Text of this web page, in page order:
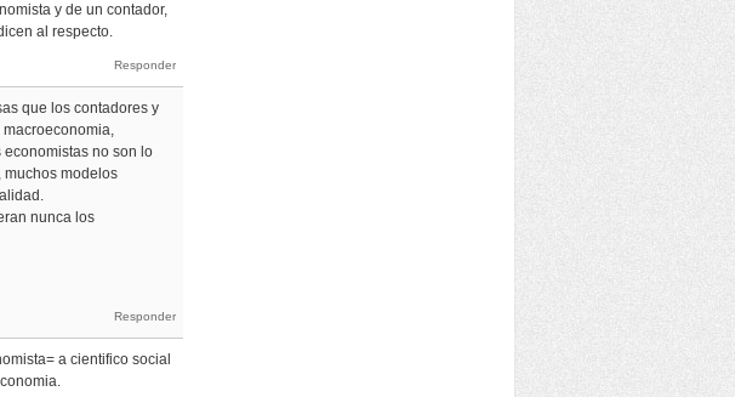
y de un contador,
al respecto.
que los contadores y
no son lo
muchos modelos
nunca los
a cientifico social